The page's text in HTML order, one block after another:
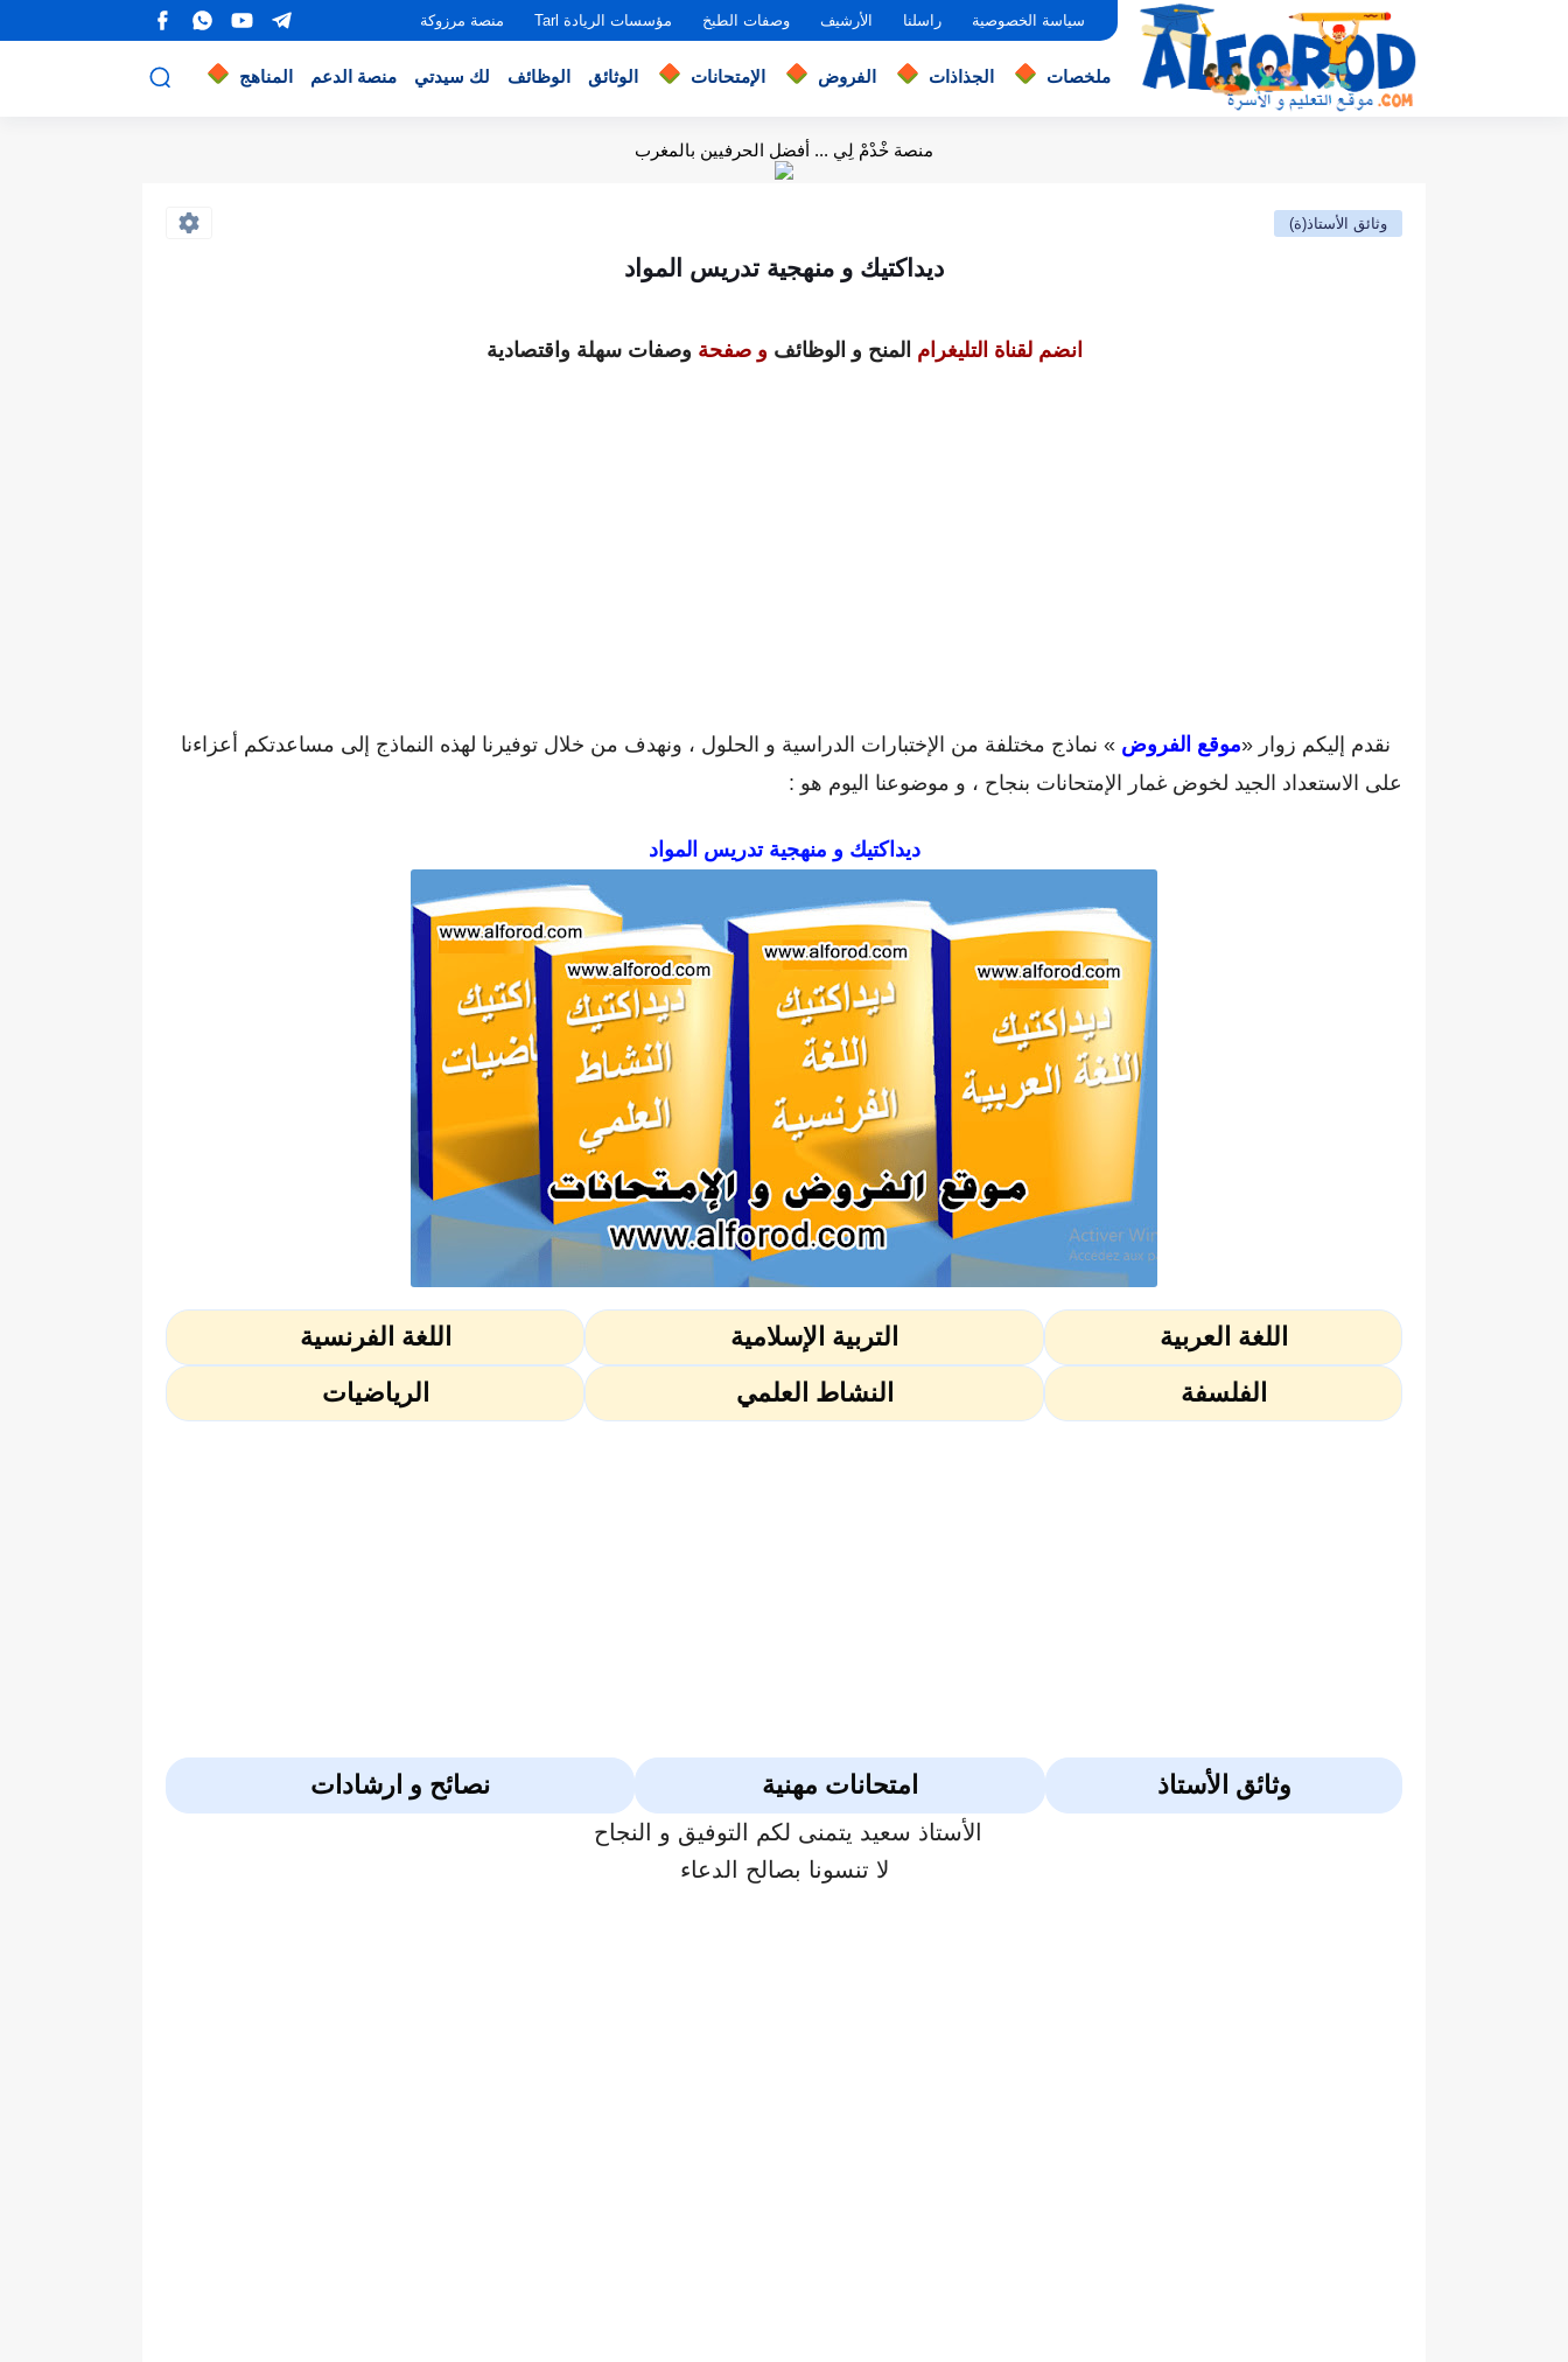
سياسة الخصوصية راسلنا الأرشيف وصفات الطبخ مؤسسات الريادة Tarl منصة مرزوكة
ملخصات الجذاذات الفروض الإمتحانات الوثائق الوظائف لك سيدتي منصة الدعم المناهج
منصة خْدْمْ لِي ... أفضل الحرفيين بالمغرب
وثائق الأستاذ(ة)
ديداكتيك و منهجية تدريس المواد
انضم لقناة التليغرام المنح و الوظائف و صفحة وصفات سهلة واقتصادية
نقدم إليكم زوار «موقع الفروض » نماذج مختلفة من الإختبارات الدراسية و الحلول ، ونهدف من خلال توفيرنا لهذه النماذج إلى مساعدتكم أعزاءنا
على الاستعداد الجيد لخوض غمار الإمتحانات بنجاح ، و موضوعنا اليوم هو :
ديداكتيك و منهجية تدريس المواد
اللغة العربية التربية الإسلامية
اللغة الفرنسية
الفلسفة
النشاط العلمي الرياضيات
وثائق الأستاذ امتحانات مهنية نصائح و ارشادات
الأستاذ سعيد يتمنى لكم التوفيق و النجاح
لا تنسونا بصالح الدعاء